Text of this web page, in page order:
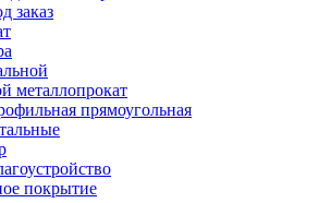
заказ
металлопрокат
прямоугольная
покрытие